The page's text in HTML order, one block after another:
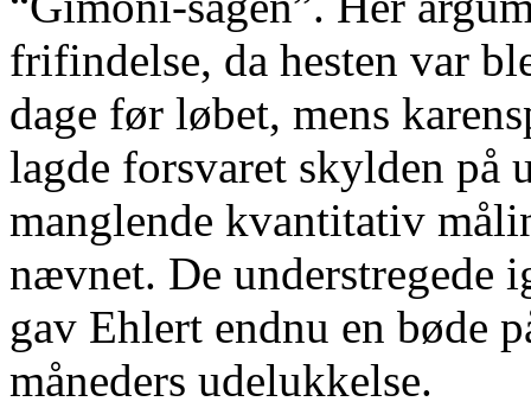
frifindelse, da hesten var
dage før løbet, mens
lagde forsvaret skylden på
manglende kvantitativ
nævnet. De understregede
gav Ehlert endnu en bøde
måneders udelukkelse.